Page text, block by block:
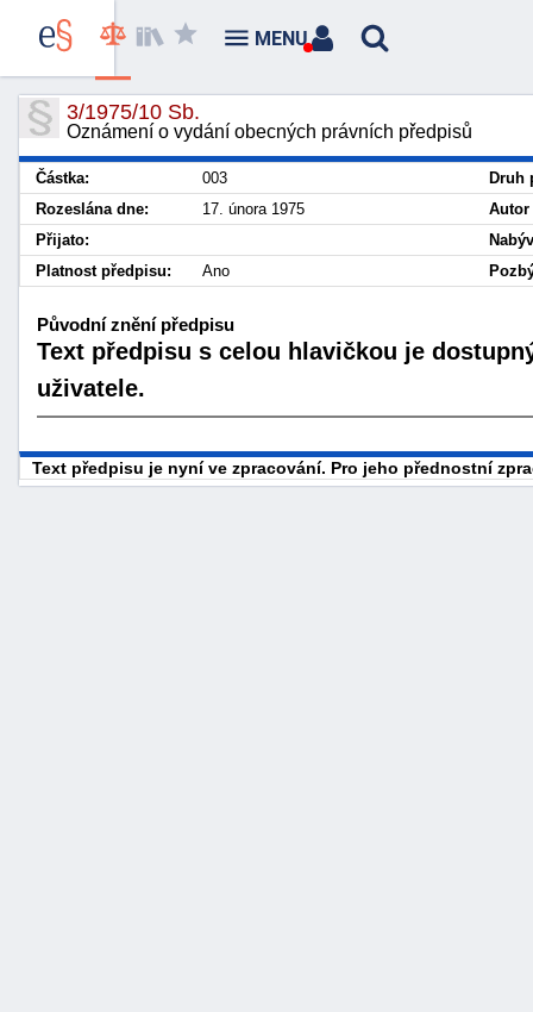
3/1975/10 Sb.
Oznámení o vydání obecných právních předpisů
Částka: 003
Druh
Rozeslána dne:
17. února 1975
Přijato:
Platnost předpisu:
Ano
Původní znění předpisu
Text předpisu s celou hlavičkou je
uživatele.
Text předpisu je nyní ve zpracování. Pro jeho přednostní
MENU